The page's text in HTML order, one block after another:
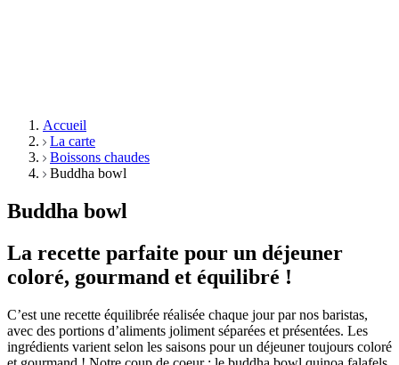
Accueil
La carte
Boissons chaudes
Buddha bowl
Buddha bowl
La recette parfaite pour un déjeuner
coloré, gourmand et équilibré !
C’est une recette équilibrée réalisée chaque jour par nos baristas,
avec des portions d’aliments joliment séparées et présentées. Les
ingrédients varient selon les saisons pour un déjeuner toujours coloré